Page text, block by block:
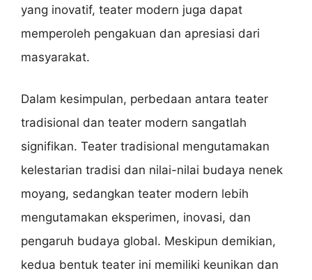
yang inovatif, teater modern juga dapat
memperoleh pengakuan dan apresiasi dari
masyarakat.
Dalam kesimpulan, perbedaan antara teater
tradisional dan teater modern sangatlah
signifikan. Teater tradisional mengutamakan
kelestarian tradisi dan nilai-nilai budaya nenek
moyang, sedangkan teater modern lebih
mengutamakan eksperimen, inovasi, dan
pengaruh budaya global. Meskipun demikian,
kedua bentuk teater ini memiliki keunikan dan